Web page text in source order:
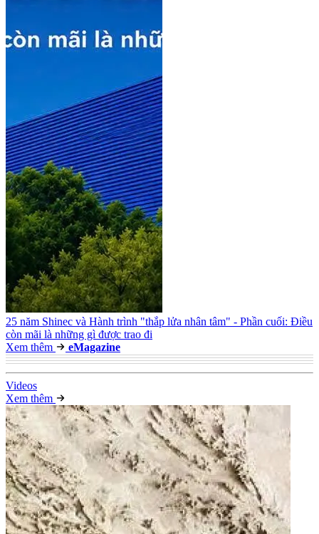
25 năm Shinec và Hành trình "thắp lửa nhân tâm" - Phần cuối: Điều
còn mãi là những gì được trao đi
Xem thêm
eMagazine
Videos
Xem thêm